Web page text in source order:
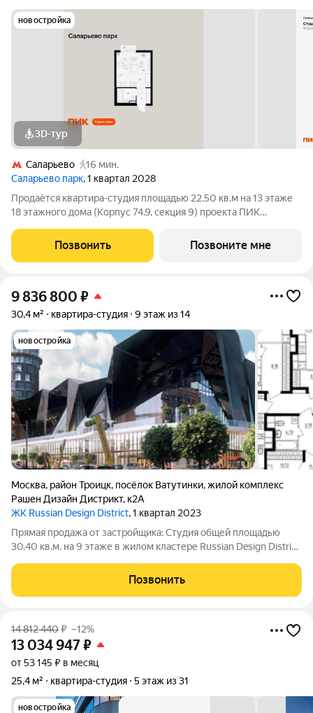
новостройка
3D-тур
Саларьево
16 мин.
Саларьево парк, 1 квартал 2028
Продаётся квартира-студия площадью 22.50 кв.м на 13 этаже
18 этажного дома (Корпус 74.9, секция 9) проекта ПИК
земли, функциональная планировка, большие окна, с отделкой.
Жилой район «Саларьево
Позвонить Позвоните мне
9 836 800 ₽
30,4 м² квартира-студия 9 этаж из 14
новостройка
Москва, район Троицк, посёлок Ватутинки,жилой комплекс
Рашен Дизайн Дистрикт, к2А
ЖК Russian Design District, 1 квартал 2023
Прямая продажа от застройщика: Cтудия общей площадью
30.40 кв.м. на 9 этаже в жилом кластере Russian Design District,
коллаборации со звездами российского дизайна, культуры и
спорта. Квартира находится в
Позвонить
14 812 440₽ –12%
13 034 947₽
от 53 145 ₽ в месяц
25,4 м²
квартира-студия 5 этаж из 31
новостройка